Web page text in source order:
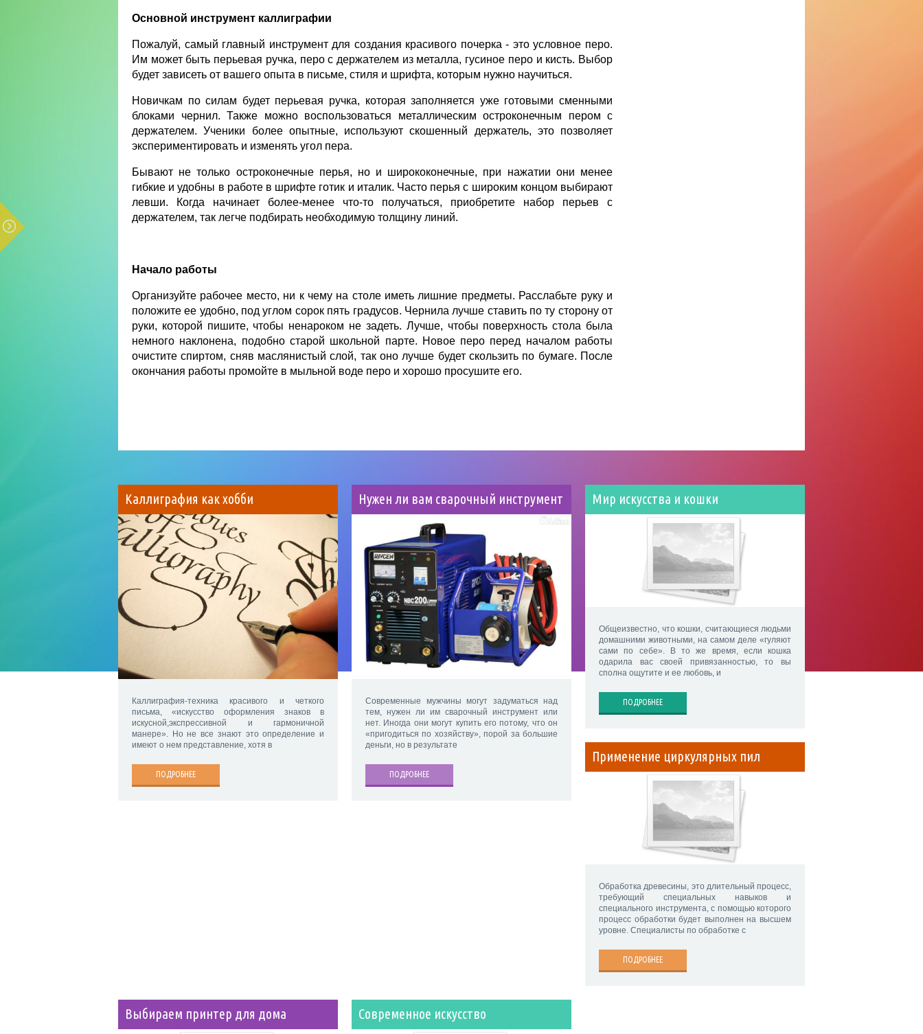
Основной инструмент каллиграфии
Пожалуй, самый главный инструмент для создания красивого почерка - это условное перо.
Им может быть перьевая ручка, перо с держателем из металла, гусиное перо и кисть. Выбор
будет зависеть от вашего опыта в письме, стиля и шрифта, которым нужно научиться.
Новичкам по силам будет перьевая ручка, которая заполняется уже готовыми сменными
блоками чернил. Также можно воспользоваться металлическим остроконечным пером с
держателем. Ученики более опытные, используют скошенный держатель, это позволяет
экспериментировать и изменять угол пера.
Бывают не только остроконечные перья, но и ширококонечные, при нажатии они менее
гибкие и удобны в работе в шрифте готик и италик. Часто перья с широким концом выбирают
левши. Когда начинает более-менее что-то получаться, приобретите набор перьев с
держателем, так легче подбирать необходимую толщину линий.
Начало работы
Организуйте рабочее место, ни к чему на столе иметь лишние предметы. Расслабьте руку и
положите ее удобно, под углом сорок пять градусов. Чернила лучше ставить по ту сторону от
руки, которой пишите, чтобы ненароком не задеть. Лучше, чтобы поверхность стола была
немного наклонена, подобно старой школьной парте. Новое перо перед началом работы
очистите спиртом, сняв маслянистый слой, так оно лучше будет скользить по бумаге. После
окончания работы промойте в мыльной воде перо и хорошо просушите его.
Каллиграфия как хобби
Каллиграфия-техника красивого и четкого
письма, «искусство оформления знаков в
искусной,экспрессивной и гармоничной
манере». Но не все знают это определение и
имеют о нем представление, хотя в
ПОДРОБНЕЕ
Нужен ли вам сварочный инструмент
Современные мужчины могут задуматься над
тем, нужен ли им сварочный инструмент или
нет. Иногда они могут купить его потому, что он
«пригодиться по хозяйству», порой за большие
деньги, но в результате
ПОДРОБНЕЕ
Мир искусства и кошки
Общеизвестно, что кошки, считающиеся людьми
домашними животными, на самом деле «гуляют
сами по себе». В то же время, если кошка
одарила вас своей привязанностью, то вы
сполна ощутите и ее любовь, и
ПОДРОБНЕЕ
Применение циркулярных пил
Обработка древесины, это длительный процесс,
требующий специальных навыков и
специального инструмента, с помощью которого
процесс обработки будет выполнен на высшем
уровне. Специалисты по обработке с
ПОДРОБНЕЕ
Выбираем принтер для дома Современное искусство